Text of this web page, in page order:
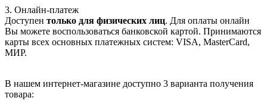
3. Онлайн-платеж
Доступен только для физических лиц. Для оплаты онлайн
Вы можете воспользоваться банковской картой. Принимаются
карты всех основных платежных систем: VISA, MasterCard,
МИР.
В нашем интернет-магазине доступно 3 варианта получения
товара: